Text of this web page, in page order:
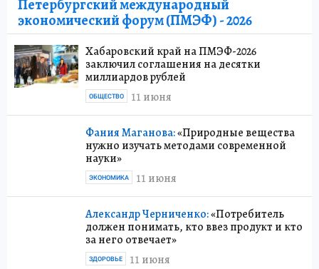
Петербургский международный
экономический форум (ПМЭФ) - 2026
Хабаровский край на ПМЭФ-2026
заключил соглашения на десятки
миллиардов рублей
11 июня
ОБЩЕСТВО
Фания Маганова:«Природные вещества
нужно изучать методами современной
науки»
11 июня
ЭКОНОМИКА
Александр Черниченко:«Потребитель
должен понимать, кто ввез продукт и кто
за него отвечает»
11 июня
ЗДОРОВЬЕ